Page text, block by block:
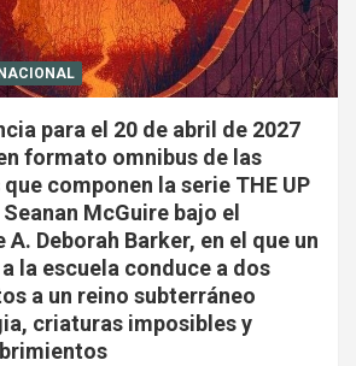
para el 20 de abril de 2027
formato omnibus de las
componen la serie THE UP
Seanan McGuire bajo el
Deborah Barker, en el que un
la escuela conduce a dos
a un reino subterráneo
criaturas imposibles y